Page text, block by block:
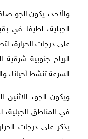
والأحد، يكون الجو
الجبلية، لطيفا في
على درجات الحرارة،
الرياح جنوبية
السرعة تنشط أحيانا،
ويكون الجو، الاثنين
في المناطق الجبلية،
يذكر على درجات